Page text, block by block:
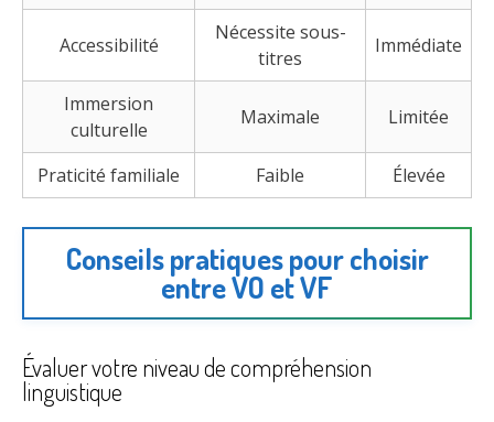
Accessibilité
Nécessite sous-
titres
Immédiate
Immersion
culturelle
Maximale Limitée
Praticité familiale Faible Élevée
Conseils pratiques pour choisir
entre VO et VF
Évaluer votre niveau de compréhension
linguistique